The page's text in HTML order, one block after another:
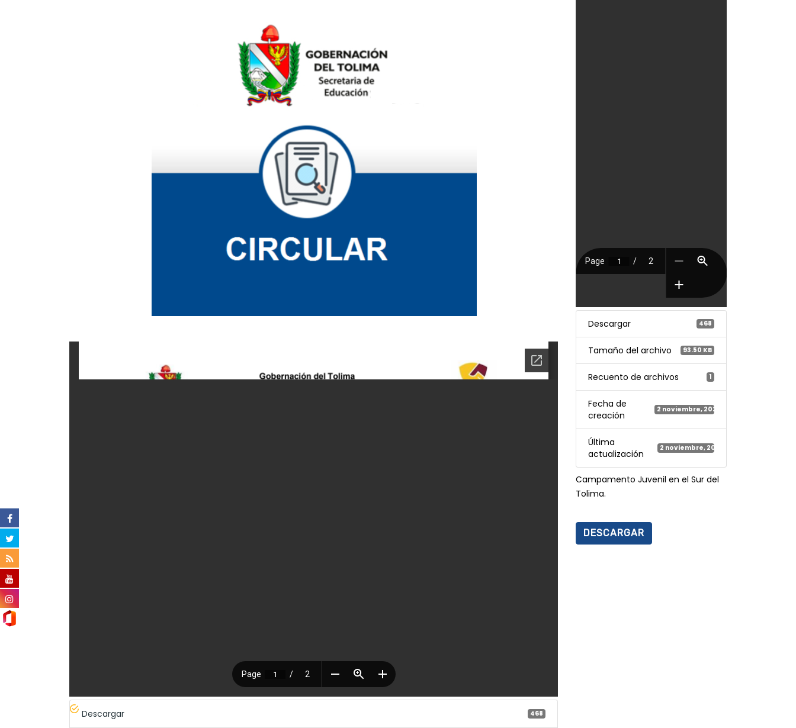
Descargar 468
Descargar 468
Tamaño del archivo 93.50 KB
Recuento de archivos 1
Fecha de
creación
2 noviembre, 2023
Última
actualización
2 noviembre, 2023
Campamento Juvenil en el Sur del
Tolima.
DESCARGAR